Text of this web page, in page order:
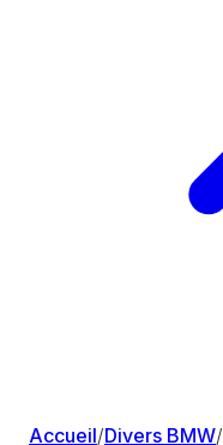
Accueil/Divers BMW/